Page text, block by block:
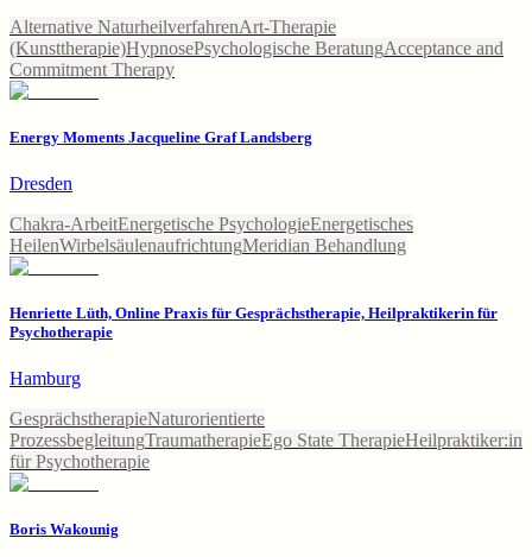
Alternative NaturheilverfahrenArt-Therapie
(Kunsttherapie)HypnosePsychologische BeratungAcceptance and
Commitment Therapy
Energy Moments Jacqueline Graf Landsberg
Dresden
Chakra-ArbeitEnergetische PsychologieEnergetisches
HeilenWirbelsäulenaufrichtungMeridian Behandlung
Henriette Lüth, Online Praxis für Gesprächstherapie, Heilpraktikerin für
Psychotherapie
Hamburg
GesprächstherapieNaturorientierte
ProzessbegleitungTraumatherapieEgo State TherapieHeilpraktiker:in
für Psychotherapie
Boris Wakounig